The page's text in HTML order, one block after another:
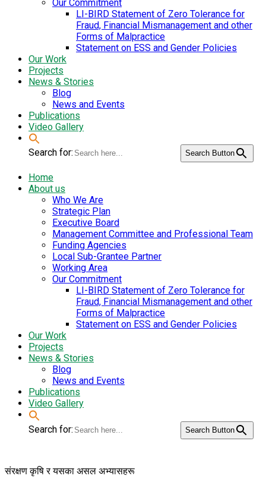
Our Commitment
LI-BIRD Statement of Zero Tolerance for
Fraud, Financial Mismanagement and other
Forms of Malpractice
Statement on ESS and Gender Policies
Our Work
Projects
News & Stories
Blog
News and Events
Publications
Video Gallery
Search for: Search Button
Home
About us
Who We Are
Strategic Plan
Executive Board
Management Committee and Professional Team
Funding Agencies
Local Sub-Grantee Partner
Working Area
Our Commitment
LI-BIRD Statement of Zero Tolerance for
Fraud, Financial Mismanagement and other
Forms of Malpractice
Statement on ESS and Gender Policies
Our Work
Projects
News & Stories
Blog
News and Events
Publications
Video Gallery
Search for: Search Button
संरक्षण कृषि र यसका असल अभ्यासहरू